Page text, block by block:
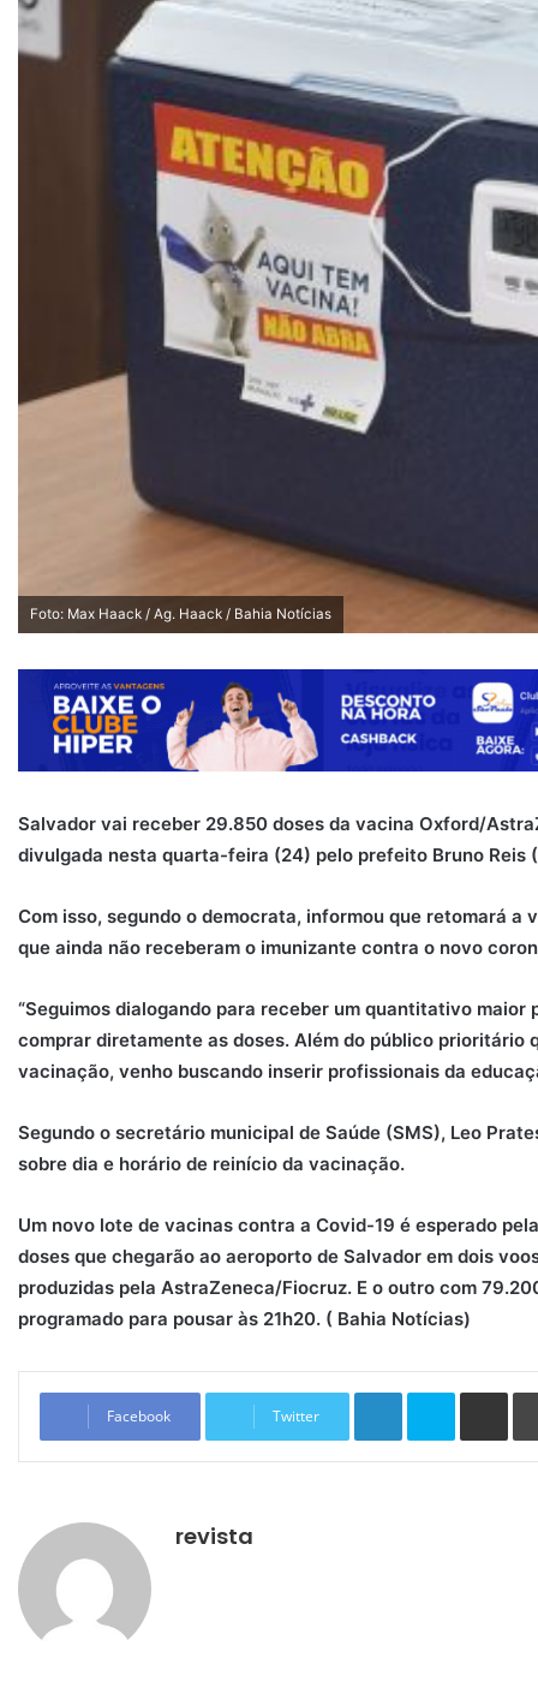
Foto: Max Haack / Ag. Haack / Bahia Notícias
Salvador vai receber 29.850 doses da vacina Oxford/
divulgada nesta quarta-feira (24) pelo prefeito Bruno Reis
Com isso, segundo o democrata, informou que retomará a
que ainda não receberam o imunizante contra o novo
“Seguimos dialogando para receber um quantitativo
comprar diretamente as doses. Além do público prioritário
vacinação, venho buscando inserir profissionais da
Segundo o secretário municipal de Saúde (SMS), Leo
sobre dia e horário de reinício da vacinação.
Um novo lote de vacinas contra a Covid-19 é esperado
doses que chegarão ao aeroporto de Salvador em dois
produzidas pela AstraZeneca/Fiocruz. E o outro com
programado para pousar às 21h20. ( Bahia Notícias)
Facebook Twitter
Linkedin Skype
revista